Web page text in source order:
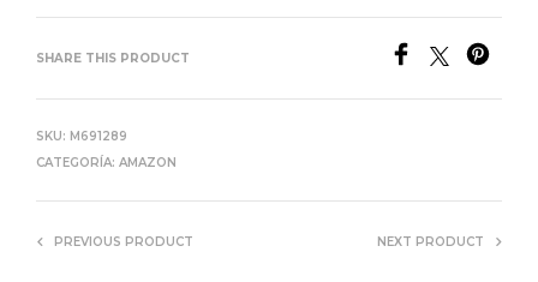
SHARE THIS PRODUCT
SKU: M691289
CATEGORÍA: AMAZON
PREVIOUS PRODUCT NEXT PRODUCT